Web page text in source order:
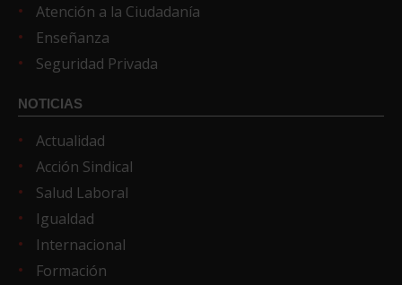
Atención a la Ciudadanía
Enseñanza
Seguridad Privada
NOTICIAS
Actualidad
Acción Sindical
Salud Laboral
Igualdad
Internacional
Formación